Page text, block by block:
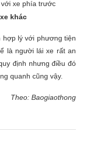
xe phía trước
khác
hợp lý với phương tiện
là người lái xe rất an
định nhưng điều đó
quanh cũng vậy.
Theo: Baogiaothong